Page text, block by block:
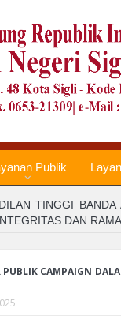
Publik
TINGGI
DAN
CAMPAIGN